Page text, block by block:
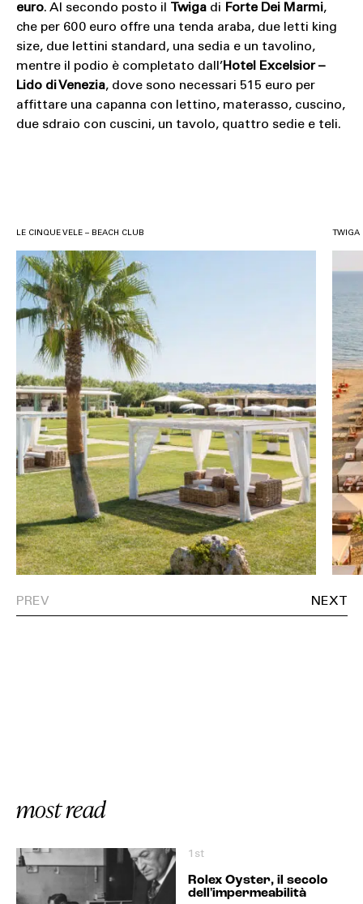
euro. Al secondo posto il Twigadi Forte Dei Marmi,
che per 600 euro offre una tenda araba, due letti king
size, due lettini standard, una sedia e un tavolino,
mentre il podio è completato dall’ Hotel Excelsior –
Lido di Venezia, dove sono necessari 515 euro per
affittare una capanna con lettino, materasso, cuscino,
due sdraio con cuscini, un tavolo, quattro sedie e teli.
LE CINQUE VELE – BEACH CLUB
most read
1st
Rolex Oyster, il secolo
dell'impermeabilità